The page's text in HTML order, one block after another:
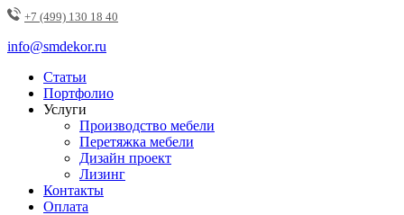
+7 (499) 130 18 40
info@smdekor.ru
Статьи
Портфолио
Услуги
Производство мебели
Перетяжка мебели
Дизайн проект
Лизинг
Контакты
Оплата